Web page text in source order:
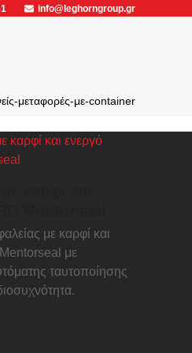
info@leghorngroup.gr
μεταφορές-με-container
με καρφί και
με
ταυτοποίησης